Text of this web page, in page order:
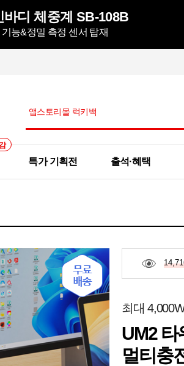
디 체중계 SB-108B
능&정밀 측정 센서 탑재
특가 기획전 출석·혜택
최대
UM2 타
멀티충